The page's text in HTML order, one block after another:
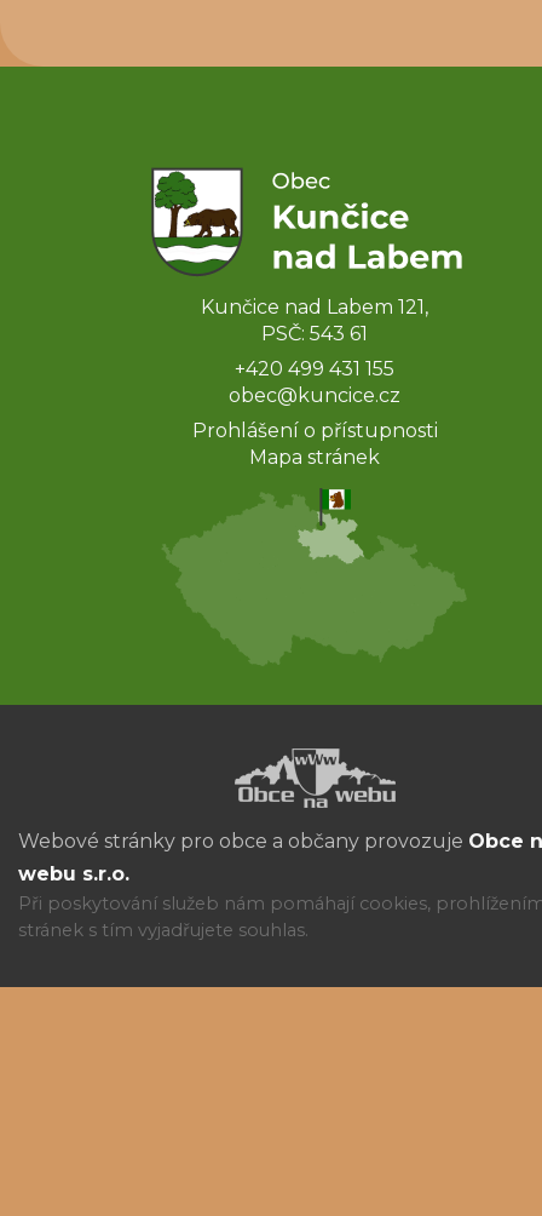
Kunčice nad Labem 121,
PSČ: 543 61
+420 499 431 155
obec@kuncice.cz
Prohlášení o přístupnosti
Mapa stránek
Webové stránky pro obce a občany provozuje Obce
webu s.r.o.
Při poskytování služeb nám pomáhají cookies,
stránek s tím vyjadřujete souhlas.